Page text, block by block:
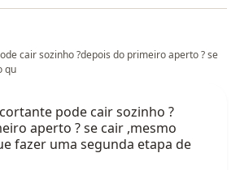
cair sozinho ?depois do primeiro aperto ? se
qu
pode cair sozinho ?
aperto ? se cair ,mesmo
fazer uma segunda etapa de